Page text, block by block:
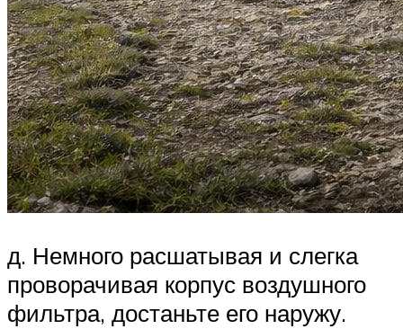
д. Немного расшатывая и слегка
проворачивая корпус воздушного
фильтра, достаньте его наружу.